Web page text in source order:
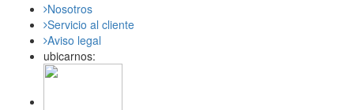
Nosotros
Servicio al cliente
Aviso legal
ubicarnos: